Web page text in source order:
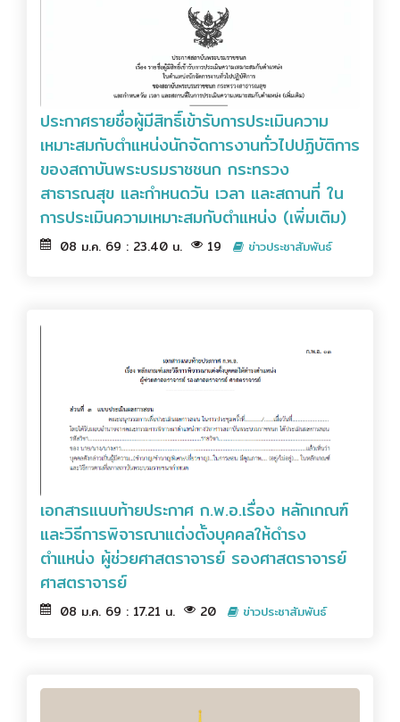
ประกาศรายชื่อผู้มีสิทธิ์เข้ารับการประเมินความ
เหมาะสมกับตำแหน่งนักจัดการงานทั่วไปปฏิบัติการ
ของสถาบันพระบรมราชชนก กระทรวง
สาธารณสุข และกำหนดวัน เวลา และสถานที่ ใน
การประเมินความเหมาะสมกับตำแหน่ง (เพิ่มเติม)
08 ม.ค. 69 : 23.40 น. 19 ข่าวประชาสัมพันธ์
เอกสารแนบท้ายประกาศ ก.พ.อ.เรื่อง หลักเกณฑ์
และวิธีการพิจารณาแต่งตั้งบุคคลให้ดำรง
ตำแหน่ง ผู้ช่วยศาสตราจารย์ รองศาสตราจารย์
ศาสตราจารย์
08 ม.ค. 69 : 17.21 น. 20 ข่าวประชาสัมพันธ์